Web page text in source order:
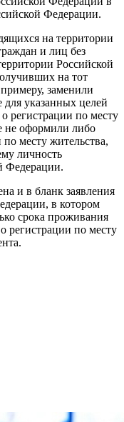
Федерации.
на территории
и лиц без
Российской
на тот
заменили
для указанных целей
регистрации по месту
не оформили либо
по месту жительства,
личность
Федерации.
и в бланк заявления
в котором
срока проживания
регистрации по месту